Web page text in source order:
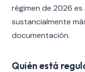
régimen de 2026
sustancialmente
documentación.
Quién está